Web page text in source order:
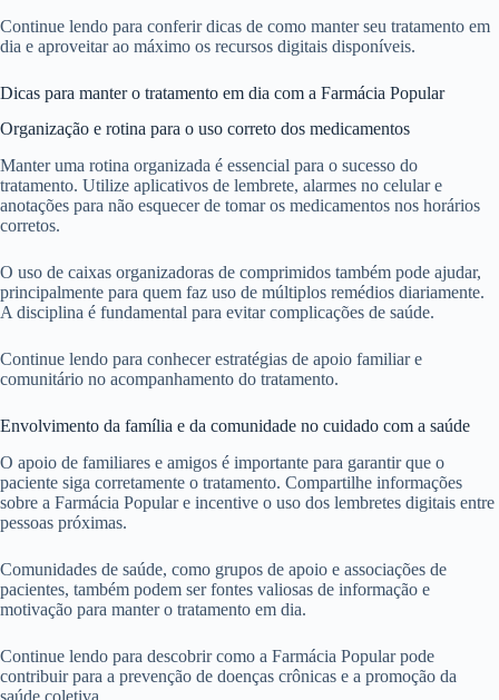
Continue lendo para conferir dicas de como manter seu tratamento em
dia e aproveitar ao máximo os recursos digitais disponíveis.
Dicas para manter o tratamento em dia com a Farmácia Popular
Organização e rotina para o uso correto dos medicamentos
Manter uma rotina organizada é essencial para o sucesso do
tratamento. Utilize aplicativos de lembrete, alarmes no celular e
anotações para não esquecer de tomar os medicamentos nos horários
corretos.
O uso de caixas organizadoras de comprimidos também pode ajudar,
principalmente para quem faz uso de múltiplos remédios diariamente.
A disciplina é fundamental para evitar complicações de saúde.
Continue lendo para conhecer estratégias de apoio familiar e
comunitário no acompanhamento do tratamento.
Envolvimento da família e da comunidade no cuidado com a saúde
O apoio de familiares e amigos é importante para garantir que o
paciente siga corretamente o tratamento. Compartilhe informações
sobre a Farmácia Popular e incentive o uso dos lembretes digitais entre
pessoas próximas.
Comunidades de saúde, como grupos de apoio e associações de
pacientes, também podem ser fontes valiosas de informação e
motivação para manter o tratamento em dia.
Continue lendo para descobrir como a Farmácia Popular pode
contribuir para a prevenção de doenças crônicas e a promoção da
saúde coletiva.